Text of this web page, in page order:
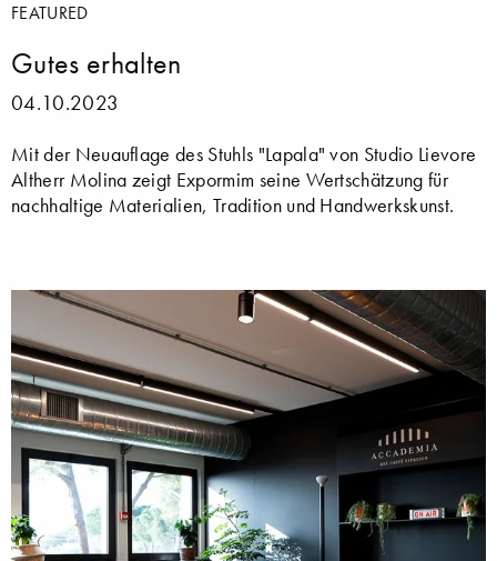
FEATURED
Gutes erhalten
04.10.2023
Mit der Neuauflage des Stuhls "Lapala" von Studio Lievore
Altherr Molina zeigt Expormim seine Wertschätzung für
nachhaltige Materialien, Tradition und Handwerkskunst.